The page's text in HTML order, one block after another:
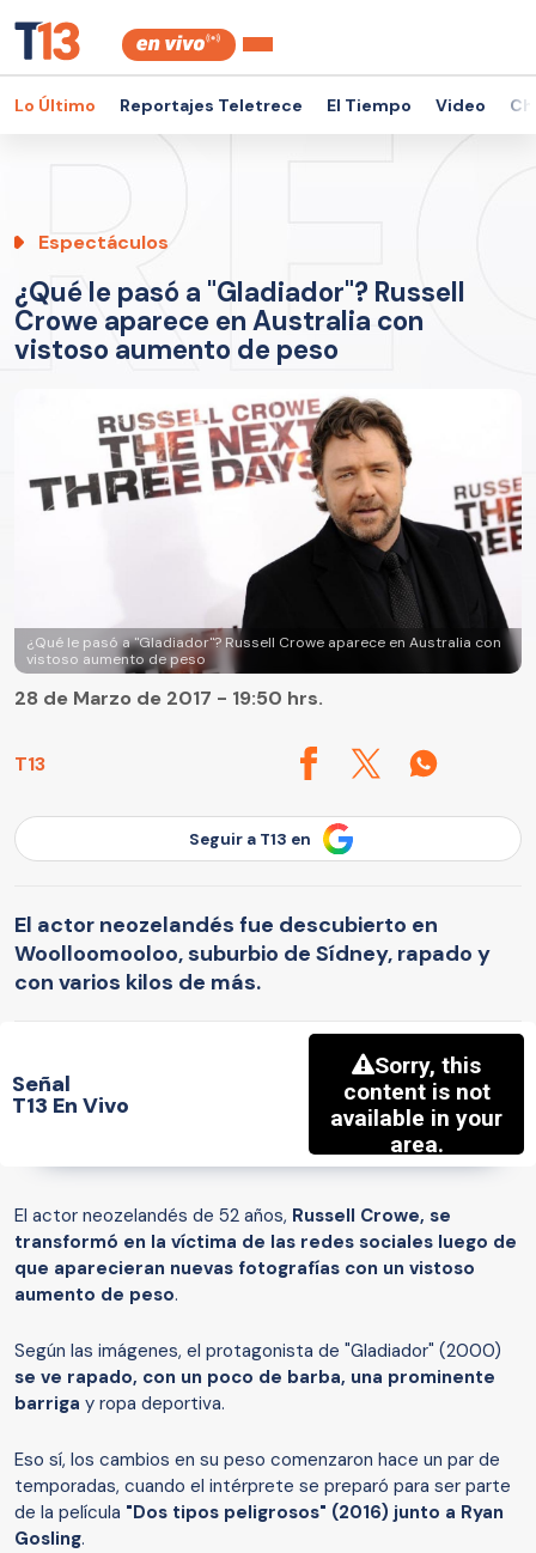
Lo Último Reportajes Teletrece El Tiempo Video
Espectáculos
¿Qué le pasó a "Gladiador"? Russell
Crowe aparece en Australia con
vistoso aumento de peso
¿Qué le pasó a "Gladiador"? Russell Crowe aparece en Australia con
vistoso aumento de peso
T13
28 de Marzo de 2017 - 19:50 hrs.
Seguir a T13 en
El actor neozelandés fue descubierto en
Woolloomooloo, suburbio de Sídney, rapado y
con varios kilos de más.
Señal
T13 En Vivo
El actor neozelandés de 52 años, Russell Crowe, se
transformó en la víctima de las redes sociales luego de
que aparecieran nuevas fotografías con un vistoso
aumento de peso.
Según las imágenes, el protagonista de "Gladiador" (2000)
se ve rapado, con un poco de barba, una prominente
barriga y ropa deportiva.
Eso sí, los cambios en su peso comenzaron hace un par de
temporadas, cuando el intérprete se preparó para ser parte
de la película "Dos tipos peligrosos" (2016) junto a Ryan
Gosling.